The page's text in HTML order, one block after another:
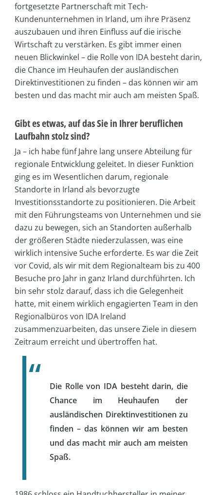
fortgesetzte Partnerschaft mit Tech-
Kundenunternehmen in Irland, um ihre Präsenz
auszubauen und ihren Einfluss auf die irische
Wirtschaft zu verstärken. Es gibt immer einen
neuen Blickwinkel – die Rolle von IDA besteht darin,
die Chance im Heuhaufen der ausländischen
Direktinvestitionen zu finden – das können wir am
besten und das macht mir auch am meisten Spaß.
Gibt es etwas, auf das Sie in Ihrer beruflichen
Laufbahn stolz sind?
Ja – ich habe fünf Jahre lang unsere Abteilung für
regionale Entwicklung geleitet. In dieser Funktion
ging es im Wesentlichen darum, regionale
Standorte in Irland als bevorzugte
Investitionsstandorte zu positionieren. Die Arbeit
mit den Führungsteams von Unternehmen und sie
dazu zu bewegen, sich an Standorten außerhalb
der größeren Städte niederzulassen, was eine
wirklich intensive Suche erforderte. Es war die Zeit
vor Covid, als wir mit dem Regionalteam bis zu 400
Besuche pro Jahr in ganz Irland durchführten. Ich
bin sehr stolz darauf, dass ich die Gelegenheit
hatte, mit einem wirklich engagierten Team in den
Regionalbüros von IDA Ireland
zusammenzuarbeiten, das unsere Ziele in diesem
Zeitraum erreicht und übertroffen hat.
Die Rolle von IDA besteht darin, die
Chance im Heuhaufen der
ausländischen Direktinvestitionen zu
finden – das können wir am besten
und das macht mir auch am meisten
Spaß.